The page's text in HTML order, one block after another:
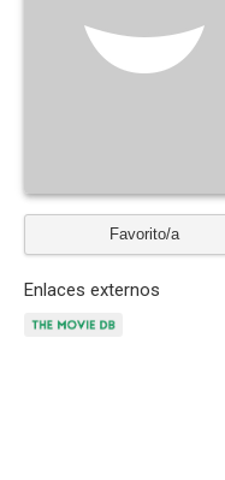
Favorito/a
Enlaces externos